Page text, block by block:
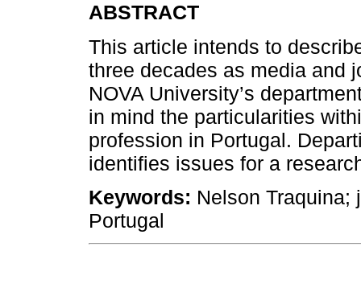
ABSTRACT
This article intends to
three decades as media and
NOVA University’s
in mind the particularities
profession in Portugal.
identifies issues for a
Keywords: Nelson Traquina;
Portugal